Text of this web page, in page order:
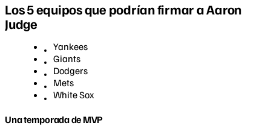
Los 5 equipos que podrían firmar a Aaron
Judge
Yankees
Giants
Dodgers
Mets
White Sox
Una temporada de MVP